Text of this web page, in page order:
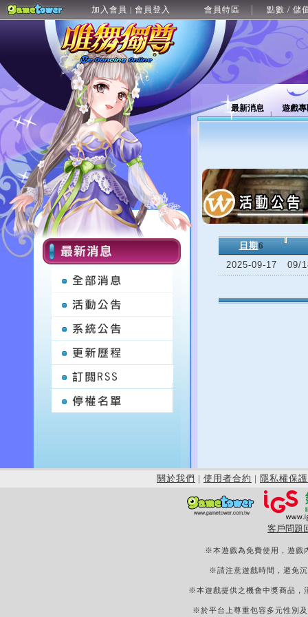
加入會員 | 會員登入 會員特區 點數 / 儲
最新消息 遊戲
日期 6
2025-09-17
09/
關於我們 | 使用者合約 | 隱私權保護
客戶問題
※本遊戲為免費使用，遊戲
※請注意遊戲時間，避免
※本遊戲提供之機會中獎商品，
※於平台上尊重包容多元性別